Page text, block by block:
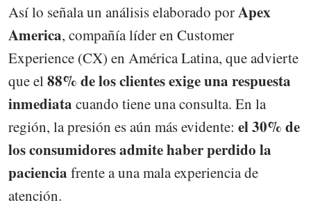
Así lo señala un análisis elaborado porApex
America, compañía líder en Customer
Experience (CX) en América Latina, que advierte
que el88% de los clientes exige una respuesta
inmediata cuando tiene una consulta. En la
región, la presión es aún más evidente: el 30% de
los consumidores admite haber perdido la
paciencia frente a una mala experiencia de
atención.